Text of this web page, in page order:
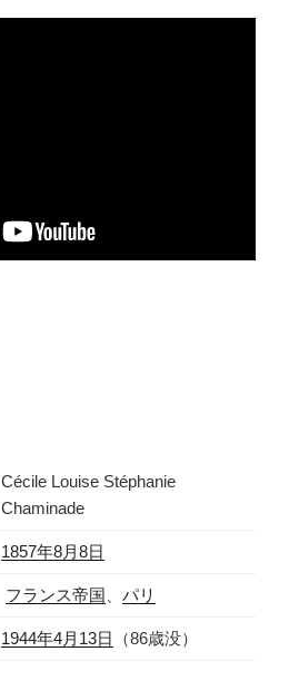
Cécile Louise Stéphanie
Chaminade
1857年8月8日
フランス帝国 パリ
1944年4月13日 （86歳没）